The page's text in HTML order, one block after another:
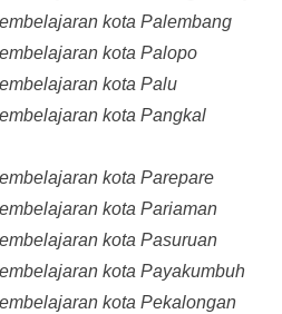
kota Palembang
kota Palopo
kota Palu
kota Pangkal
kota Parepare
kota Pariaman
kota Pasuruan
kota Payakumbuh
kota Pekalongan